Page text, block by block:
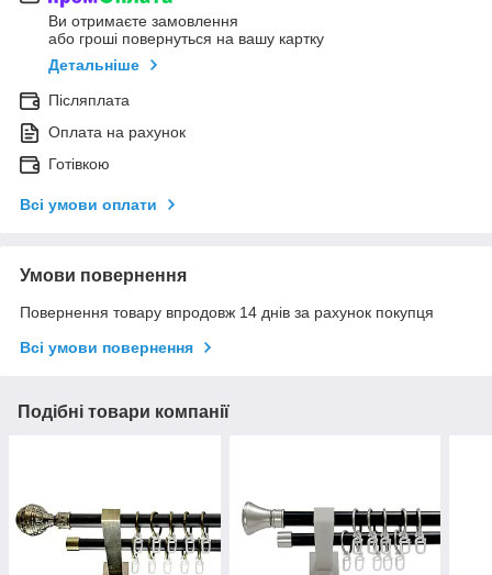
Ви отримаєте замовлення
або гроші повернуться на вашу картку
Детальніше
Післяплата
Оплата на рахунок
Готівкою
Всі умови оплати
Умови повернення
Повернення товару впродовж 14 днів за рахунок покупця
Всі умови повернення
Подібні товари компанії